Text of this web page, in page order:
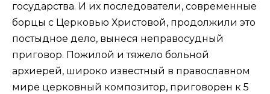
государства. И их последователи, современные
борцы с Церковью Христовой, продолжили это
постыдное дело, вынеся неправосудный
приговор. Пожилой и тяжело больной
архиерей, широко известный в православном
мире церковный композитор, приговорен к 5